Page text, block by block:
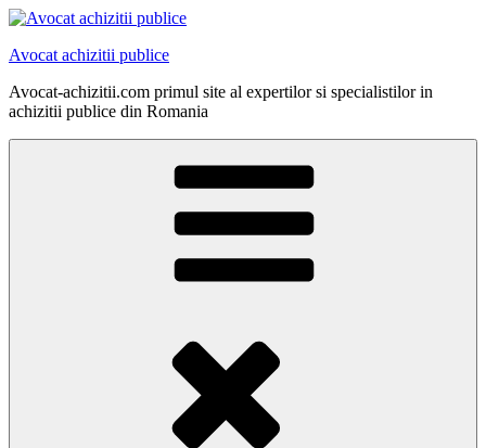
Skip
content
Avocat achizitii publice
Avocat-achizitii.com primul site al expertilor si specialistilor in
achizitii publice din Romania